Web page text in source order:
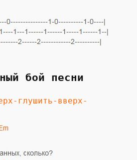
бой песни
глушить-вверх-